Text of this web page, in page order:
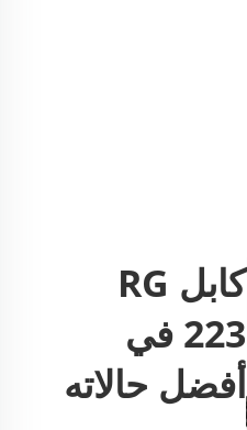
كابل RG
223 في
أفضل حالاته